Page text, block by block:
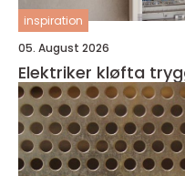
inspiration
05. August 2026